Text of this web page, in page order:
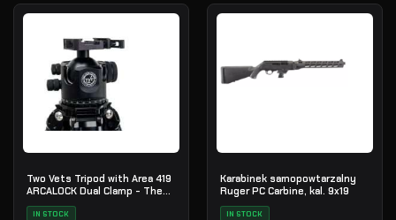
Two Vets Tripod with Area 419
ARCALOCK Dual Clamp - The
QDT V2 LS I
IN STOCK
Karabinek samopowtarzalny
Ruger PC Carbine, kal. 9x19
IN STOCK